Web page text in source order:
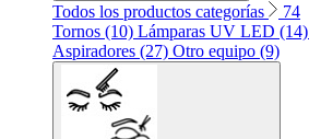
Todos los productos categorías
74
Tornos (10) Lámparas UV LED (14)
Aspiradores (27) Otro equipo (9)